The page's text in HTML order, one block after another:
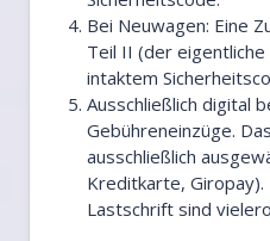
Bei Neuwagen: Eine
Teil II (der
intaktem
Ausschließlich digital
Gebühreneinzüge.
ausschließlich
Kreditkarte, Giropay).
Lastschrift sind